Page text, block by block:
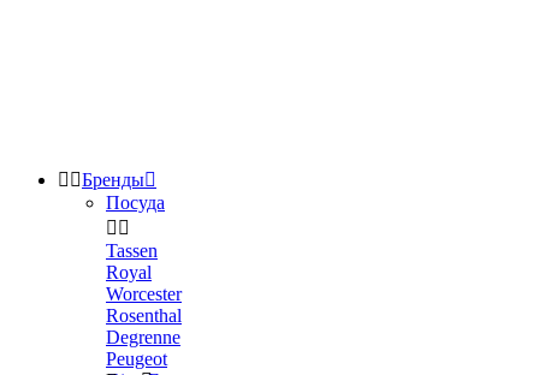
 Бренды
Посуда
 
Tassen
Royal
Worcester
Rosenthal
Degrenne
Peugeot